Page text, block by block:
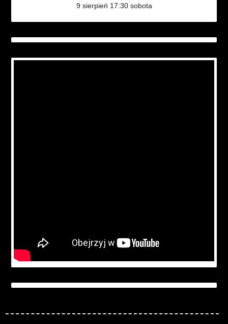
9 sierpień 17:30 sobota